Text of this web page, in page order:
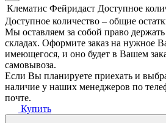
Клематис Фейридаст Доступное
Доступное количество – общие
Мы оставляем за собой право
складах. Оформите заказ на нужное
имеющегося, и оно будет в Вашем
самовывоза.
Если Вы планируете приехать и
наличие у наших менеджеров по
почте.
Купить